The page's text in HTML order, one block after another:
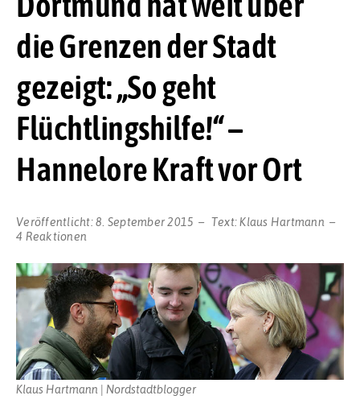
die Grenzen der Stadt
gezeigt: „So geht
Flüchtlingshilfe!“ –
Hannelore Kraft vor Ort
Veröffentlicht:8. September 2015 Text:Klaus Hartmann
4 Reaktionen
Klaus Hartmann | Nordstadtblogger